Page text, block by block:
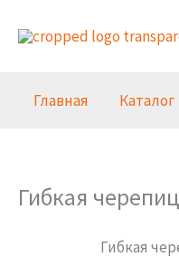
Главная Каталог
Гибкая
Гибкая